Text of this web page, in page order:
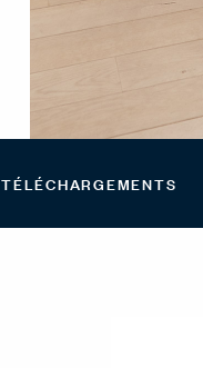
TÉLÉCHARGEMENTS